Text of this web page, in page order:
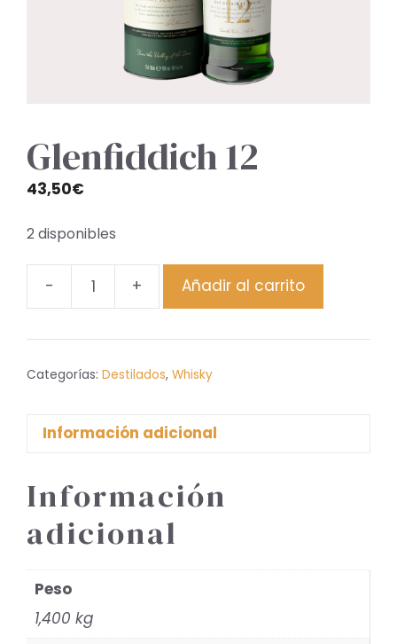
Glenfiddich 12
43,50€
2 disponibles
-
Glenfiddich
cantidad
+ Añadir al carrito
Categorías: Destilados, Whisky
Información adicional
Información
adicional
Peso
1,400 kg